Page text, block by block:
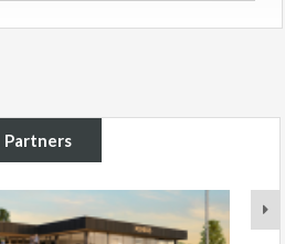
Partners